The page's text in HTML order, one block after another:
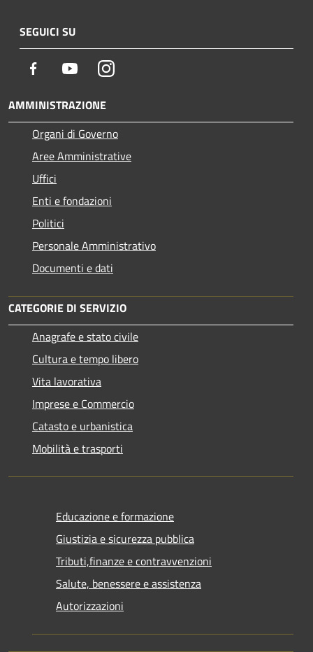
SEGUICI SU
Facebook YoutubeInstagram
AMMINISTRAZIONE
Organi di Governo
Aree Amministrative
Uffici
Enti e fondazioni
Politici
Personale Amministrativo
Documenti e dati
CATEGORIE DI SERVIZIO
Anagrafe e stato civile
Cultura e tempo libero
Vita lavorativa
Imprese e Commercio
Catasto e urbanistica
Mobilità e trasporti
Educazione e formazione
Giustizia e sicurezza pubblica
Tributi,finanze e contravvenzioni
Salute, benessere e assistenza
Autorizzazioni